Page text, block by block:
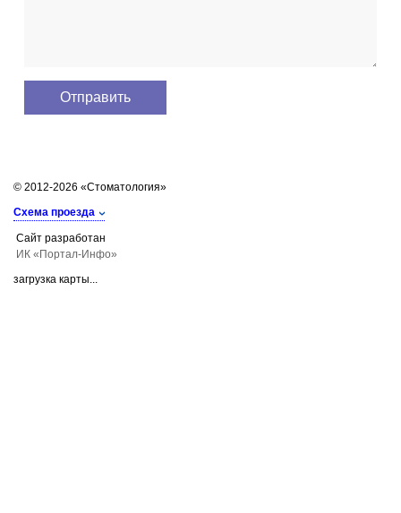
© 2012-2026 «Стоматология»
Схема проезда
Сайт разработан
ИК «Портал-Инфо»
загрузка карты...